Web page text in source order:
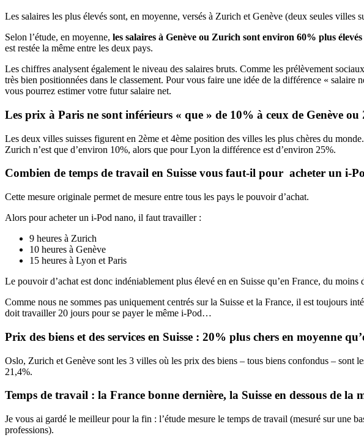
Les salaires les plus élevés sont, en moyenne, versés à Zurich et Genève (deux seules
Selon l’étude, en moyenne, les salaires à Genève ou Zurich sont environ 60% plus
est restée la même entre les deux pays.
Les chiffres analysent également le niveau des salaires bruts. Comme les prélèvement
très bien positionnées dans le classement. Pour vous faire une idée de la différence « salaire
vous pourrez estimer votre futur salaire net.
Les prix à Paris ne sont inférieurs « que » de 10% à ceux de Genève
Les deux villes suisses figurent en 2ème et 4ème position des villes les plus chères du
Zurich n’est que d’environ 10%, alors que pour Lyon la différence est d’environ 25%.
Combien de temps de travail en Suisse vous faut-il pour acheter un i-
Cette mesure originale permet de mesure entre tous les pays le pouvoir d’achat.
Alors pour acheter un i-Pod nano, il faut travailler :
9 heures à Zurich
10 heures à Genève
15 heures à Lyon et Paris
Le pouvoir d’achat est donc indéniablement plus élevé en en Suisse qu’en France, du moins
Comme nous ne sommes pas uniquement centrés sur la Suisse et la France, il est toujours
doit travailler 20 jours pour se payer le même i-Pod…
Prix des biens et des services en Suisse : 20% plus chers en moyenne
Oslo, Zurich et Genève sont les 3 villes où les prix des biens – tous biens confondus – sont
21,4%.
Temps de travail : la France bonne dernière, la Suisse en dessous de la
Je vous ai gardé le meilleur pour la fin : l’étude mesure le temps de travail (mesuré sur une
professions).